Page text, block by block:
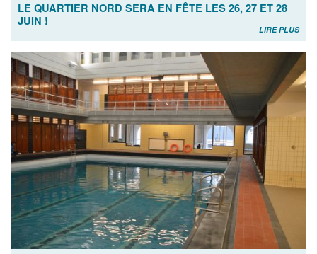
LE QUARTIER NORD SERA EN FÊTE LES 26, 27 ET 28
JUIN !
LIRE PLUS